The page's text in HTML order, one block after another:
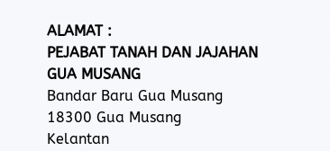
ALAMAT :
PEJABAT TANAH DAN JAJAHAN
GUA MUSANG
Bandar Baru Gua Musang
18300 Gua Musang
Kelantan